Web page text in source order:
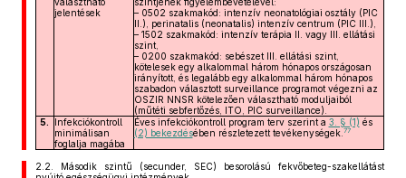
jelentések
– 0502 szakmakód: intenzív neonatológiai osztály (PIC
II.), perinatalis (neonatalis) intenzív centrum (PIC III.),
– 1502 szakmakód: intenzív terápia II. vagy III. ellátási
szint,
– 0200 szakmakód: sebészet III. ellátási szint,
kötelesek egy alkalommal három hónapos országosan
irányított, és legalább egy alkalommal három hónapos
szabadon választott surveillance programot végezni az
OSZIR NNSR kötelezően választható moduljaiból
(műtéti sebfertőzés, ITO, PIC surveillance).
5.
Infekciókontroll
minimálisan
foglalja magába
Éves infekciókontroll program terv szerint a 3. § (1) és
(2) bekezdésében részletezett tevékenységek. 77
2.2.
Második szintű (secunder, SEC) besorolású fekvőbeteg-szakellátást